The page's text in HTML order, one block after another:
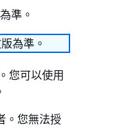
準。
為準。
您可以使用
。您無法授